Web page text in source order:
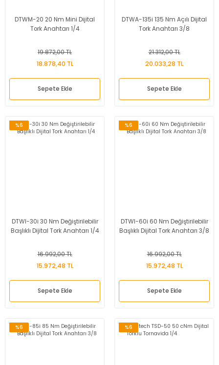
DTWM-20 20 Nm Mini Dijital
Tork Anahtarı 1/4
19.872,00 TL
18.878,40 TL
Sepete Ekle
DTWA-135i 135 Nm Açılı Dijital
Tork Anahtarı 3/8
21.312,00 TL
20.033,28 TL
Sepete Ekle
%6
DTWI-30i 30 Nm Değiştirilebilir
Başlıklı Dijital Tork Anahtarı 1/4
16.992,00 TL
15.972,48 TL
Sepete Ekle
%6
DTWI-60i 60 Nm Değiştirilebilir
Başlıklı Dijital Tork Anahtarı 3/8
16.992,00 TL
15.972,48 TL
Sepete Ekle
%6 %6